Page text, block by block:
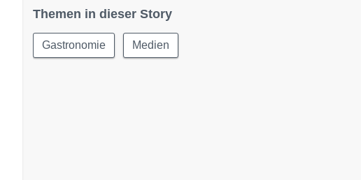
Themen in dieser Story
Gastronomie Medien